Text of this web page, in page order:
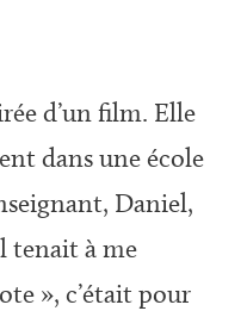
d’un film. Elle
dans une école
Daniel,
tenait à me
», c’était pour